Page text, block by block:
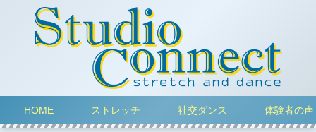
HOME ストレッチ 社交ダンス 体験者の声